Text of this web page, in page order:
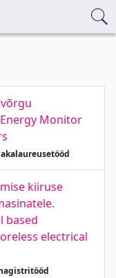
Monitor
kiiruse
based
electrical